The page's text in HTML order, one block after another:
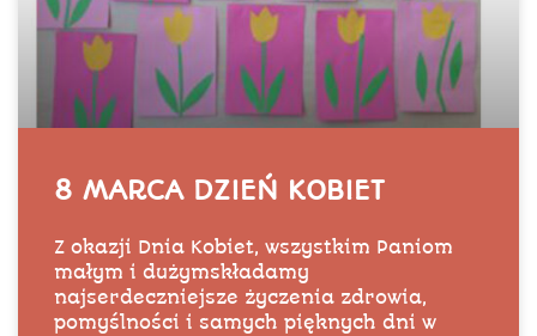
8 MARCA DZIEŃ KOBIET
Z okazji Dnia Kobiet, wszystkim Paniom
małym i dużymskładamy
najserdeczniejsze życzenia zdrowia,
pomyślności i samych pięknych dni w